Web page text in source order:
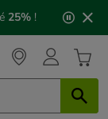
25% !